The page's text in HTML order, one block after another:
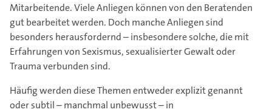
Mitarbeitende. Viele Anliegen können von den Beratenden
gut bearbeitet werden. Doch manche Anliegen sind
besonders herausfordernd – insbesondere solche, die mit
Erfahrungen von Sexismus, sexualisierter Gewalt oder
Trauma verbunden sind.
Häufig werden diese Themen entweder explizit genannt
oder subtil – manchmal unbewusst – in